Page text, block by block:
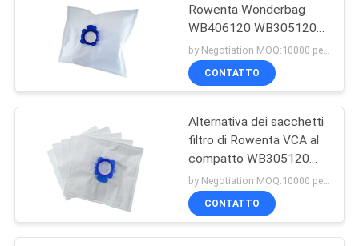
PRIVACY
Rowenta Wonderbag
WB406120 WB305120
VCA spolverano la borsa
della sostituzione
by Negotiation MOQ:10000 pezzo/pezzi
CONTATTO
Alternativa dei sacchetti
filtro di Rowenta VCA al
compatto WB305120
WB406120 (RO4, RO05)
di Wonderbag
CONTATTO